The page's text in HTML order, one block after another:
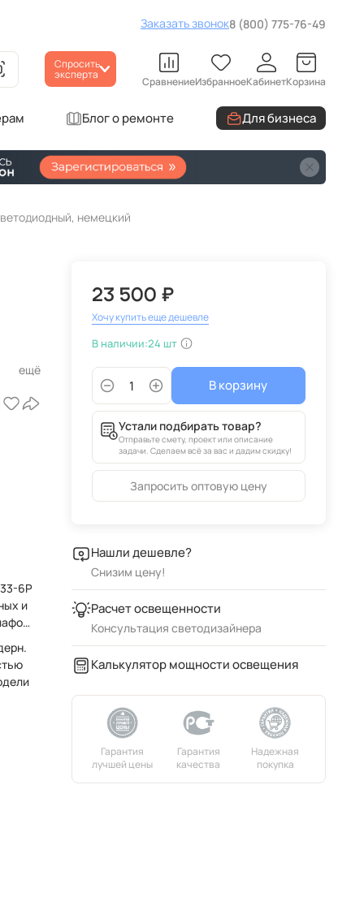
Заказать звонок8 (800) 775-76-49
Спросить
эксперта СравнениеИзбранноеКабинетКорзина
Блог о ремонте Для бизнеса
немецкий
6P
и
23 500 ₽
Хочу купить еще дешевле
В наличии:24 шт
В корзину
Устали подбирать товар?
Отправьте смету, проект или описание
задачи. Сделаем всё за вас и дадим скидку!
Запросить оптовую цену
Нашли дешевле?
Снизим цену!
Расчет освещенности
Консультация светодизайнера
Калькулятор мощности освещения